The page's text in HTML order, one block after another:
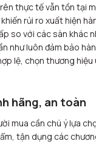
thực tế vẫn tồn tại
rủi ro xuất hiện
so với các sàn khác
như luôn đảm bảo
lệ, chọn thương hiệu
hãng, an toàn
mua cần chú ý lựa
tận dụng các